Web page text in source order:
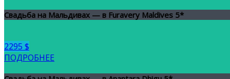
Свадьба на Мальдивах — в Furavery Maldives 5*
2295 $
ПОДРОБНЕЕ